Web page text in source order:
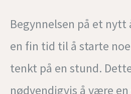
Begynnelsen på et nytt
en fin tid til å starte
tenkt på en stund.
nødvendigvis å være